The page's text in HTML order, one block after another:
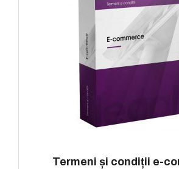
Termeni și condiții e-